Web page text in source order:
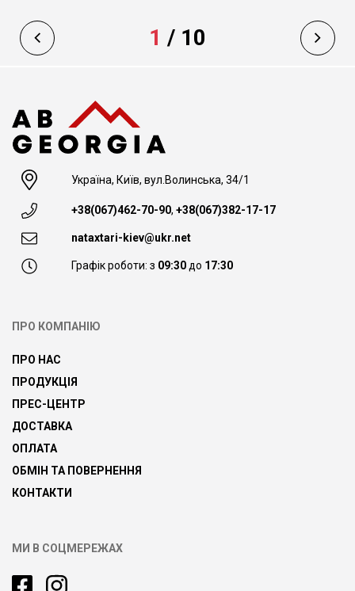
1 / 10
Україна, Київ, вул.Волинська, 34/1
+38(067)462-70-90, +38(067)382-17-17
nataxtari-kiev@ukr.net
Графік роботи: з 09:30до 17:30
ПРО КОМПАНІЮ
ПРО НАС
ПРОДУКЦІЯ
ПРЕС-ЦЕНТР
ДОСТАВКА
ОПЛАТА
ОБМІН ТА ПОВЕРНЕННЯ
КОНТАКТИ
МИ В СОЦМЕРЕЖАХ